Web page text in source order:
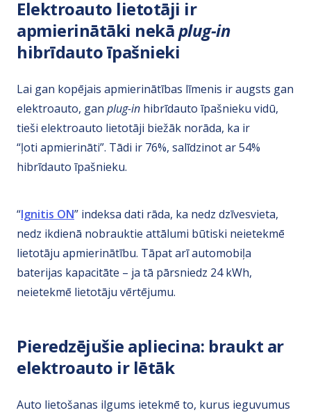
Elektroauto lietotāji ir
apmierinātāki nekāplug-in
hibrīdauto īpašnieki
Lai gan kopējais apmierinātības līmenis ir augsts gan
elektroauto, gan plug-in hibrīdauto īpašnieku vidū,
tieši elektroauto lietotāji biežāk norāda, ka ir
“ļoti apmierināti”. Tādi ir 76%, salīdzinot ar 54%
hibrīdauto īpašnieku.
“Ignitis ON” indeksa dati rāda, ka nedz dzīvesvieta,
nedz ikdienā nobrauktie attālumi būtiski neietekmē
lietotāju apmierinātību. Tāpat arī automobiļa
baterijas kapacitāte – ja tā pārsniedz 24 kWh,
neietekmē lietotāju vērtējumu.
Pieredzējušie apliecina: braukt ar
elektroauto ir lētāk
Auto lietošanas ilgums ietekmē to, kurus ieguvumus